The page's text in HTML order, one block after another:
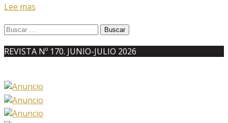
Lee mas
Buscar:
REVISTA Nº 170. JUNIO-JULIO 2026